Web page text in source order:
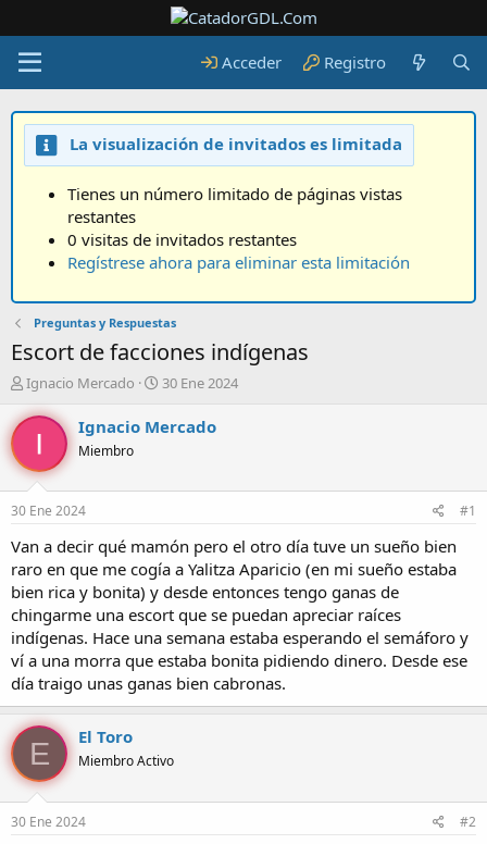
Acceder Registro
La visualización de invitados es limitada
Tienes un número limitado de páginas vistas
restantes
0 visitas de invitados restantes
Regístrese ahora para eliminar esta limitación
Preguntas y Respuestas
Escort de facciones indígenas
A
t
d
l
e
m
a
Ignacio Mercado
F
c
i
c
i
o
30 Ene 2024
Ignacio Mercado
Miembro
30 Ene 2024 #1
Van a decir qué mamón pero el otro día tuve un sueño bien
raro en que me cogía a Yalitza Aparicio (en mi sueño estaba
bien rica y bonita) y desde entonces tengo ganas de
chingarme una escort que se puedan apreciar raíces
indígenas. Hace una semana estaba esperando el semáforo y
ví a una morra que estaba bonita pidiendo dinero. Desde ese
día traigo unas ganas bien cabronas.
E El Toro
Miembro Activo
30 Ene 2024 #2